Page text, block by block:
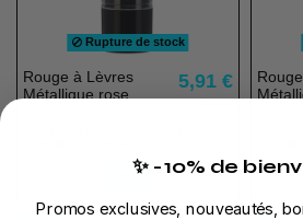
Rupture de stock
Rouge à Lèvres
Métallique rose
5,91 €
Voir✨ -10% de
Promos exclusives, nouveautés,